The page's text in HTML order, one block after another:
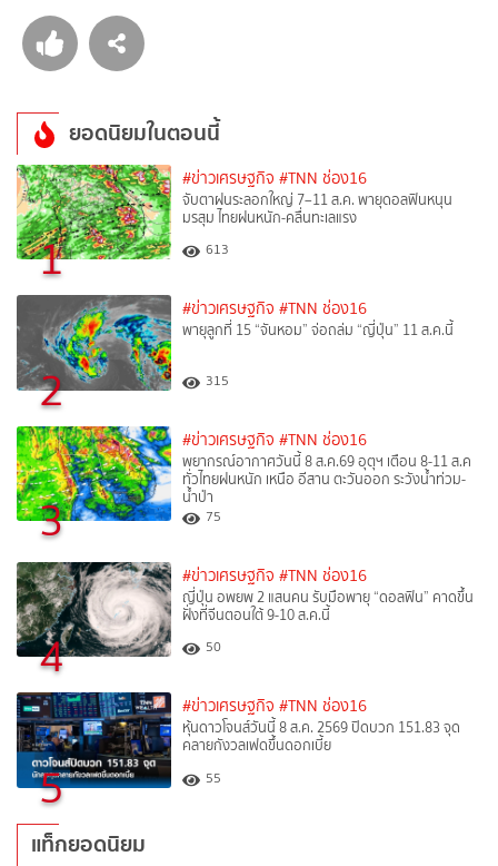
ยอดนิยมในตอนนี้
1
#ข่าวเศรษฐกิจ #TNN ช่อง16
จับตาฝนระลอกใหญ่ 7–11 ส.ค. พายุดอลฟินหนุน
มรสุม ไทยฝนหนัก-คลื่นทะเลแรง
613
2
#ข่าวเศรษฐกิจ #TNN ช่อง16
พายุลูกที่ 15 “จันหอม” จ่อถล่ม “ญี่ปุ่น” 11 ส.ค.นี้
315
3
#ข่าวเศรษฐกิจ #TNN ช่อง16
พยากรณ์อากาศวันนี้ 8 ส.ค.69 อุตุฯ เตือน 8-11 ส.ค
ทั่วไทยฝนหนัก เหนือ อีสาน ตะวันออก ระวังน้ำท่วม-
น้ำป่า
75
4
#ข่าวเศรษฐกิจ #TNN ช่อง16
ญี่ปุ่น อพยพ 2 แสนคน รับมือพายุ “ดอลฟิน” คาดขึ้น
ฝั่งที่จีนตอนใต้ 9-10 ส.ค.นี้
50
5
#ข่าวเศรษฐกิจ #TNN ช่อง16
หุ้นดาวโจนส์วันนี้ 8 ส.ค. 2569 ปิดบวก 151.83 จุด
คลายกังวลเฟดขึ้นดอกเบี้ย
55
แท็กยอดนิยม